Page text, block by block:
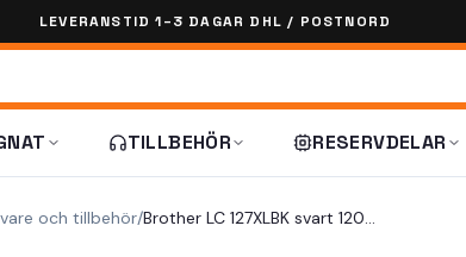
LEVERANSTID 1–3 DAGAR DHL / POSTNORD
TILLBEHÖR RESERVDELAR
och tillbehör/ Brother LC 127XLBK svart 1200 sidor bläck